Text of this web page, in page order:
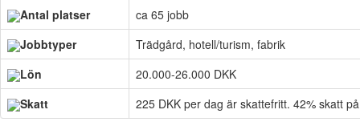
Antal platser
ca 65 jobb
Jobbtyper
Trädgård, hotell/turism, fabrik
Lön
20.000-26.000 DKK
Skatt
225 DKK per dag är skattefritt. 42% skatt